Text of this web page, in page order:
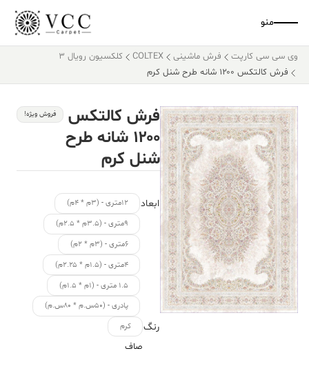
منو
وی سی سی کارپت فرش ماشینی COLTEX
کلکسیون رویال 3
فرش کالتکس ۱۲۰۰ شانه طرح شنل کرم
فرش کالتکس
۱۲۰۰ شانه طرح
شنل کرم
فروش ویژه!
ابعاد
۱۲متری - (۳م * ۴م)
۹متری - (۳.۵م * ۲.۵م)
۶متری - (۳م * ۲م)
۴متری - (۱.۵م * ۲.۲۵م)
۱.۵ متری - (۱م * ۱.۵م)
پادری - (۵۰س.م * ۸۰س.م)
رنگ کرم
صاف